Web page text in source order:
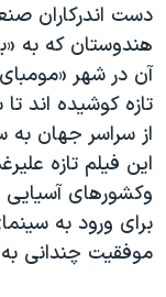
گالری عکس
آرشیو پخش زنده
اعتراضات زن،
مجموعه مستندهای
تریبونال مردمی آبان
دادگاه حمید نوری
چهل سال
قانون شفافیت
اعتراضات مردمی
دست اندرکاران
آن در شهر
تازه کوشیده اند تا
از سراسر جهان
این فیلم تازه
وکشورهای
برای ورود به
موفقیت چندانی